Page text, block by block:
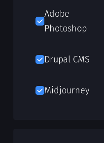
Adobe
Photoshop
Drupal CMS
Midjourney